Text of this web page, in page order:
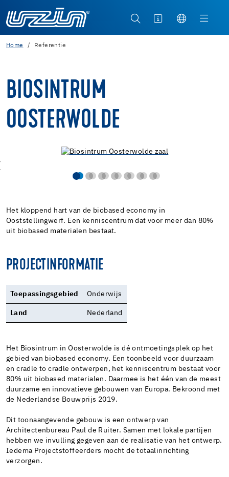
Home Referentie
BIOSINTRUM
OOSTERWOLDE
Het kloppend hart van de biobased economy in
Ooststellingwerf. Een kenniscentrum dat voor meer dan 80%
uit biobased materialen bestaat.
PROJECTINFORMATIE
Toepassingsgebied Onderwijs
Land Nederland
Het Biosintrum in Oosterwolde is dé ontmoetingsplek op het
gebied van biobased economy. Een toonbeeld voor duurzaam
en cradle to cradle ontwerpen, het kenniscentrum bestaat voor
80% uit biobased materialen. Daarmee is het één van de meest
duurzame en innovatieve gebouwen van Europa. Bekroond met
de Nederlandse Bouwprijs 2019.
Dit toonaangevende gebouw is een ontwerp van
Architectenbureau Paul de Ruiter. Samen met lokale partijen
hebben we invulling gegeven aan de realisatie van het ontwerp.
Iedema Projectstoffeerders mocht de totaalinrichting
verzorgen.